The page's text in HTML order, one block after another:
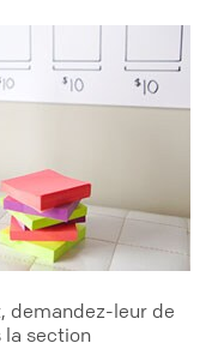
demandez-leur de
la section